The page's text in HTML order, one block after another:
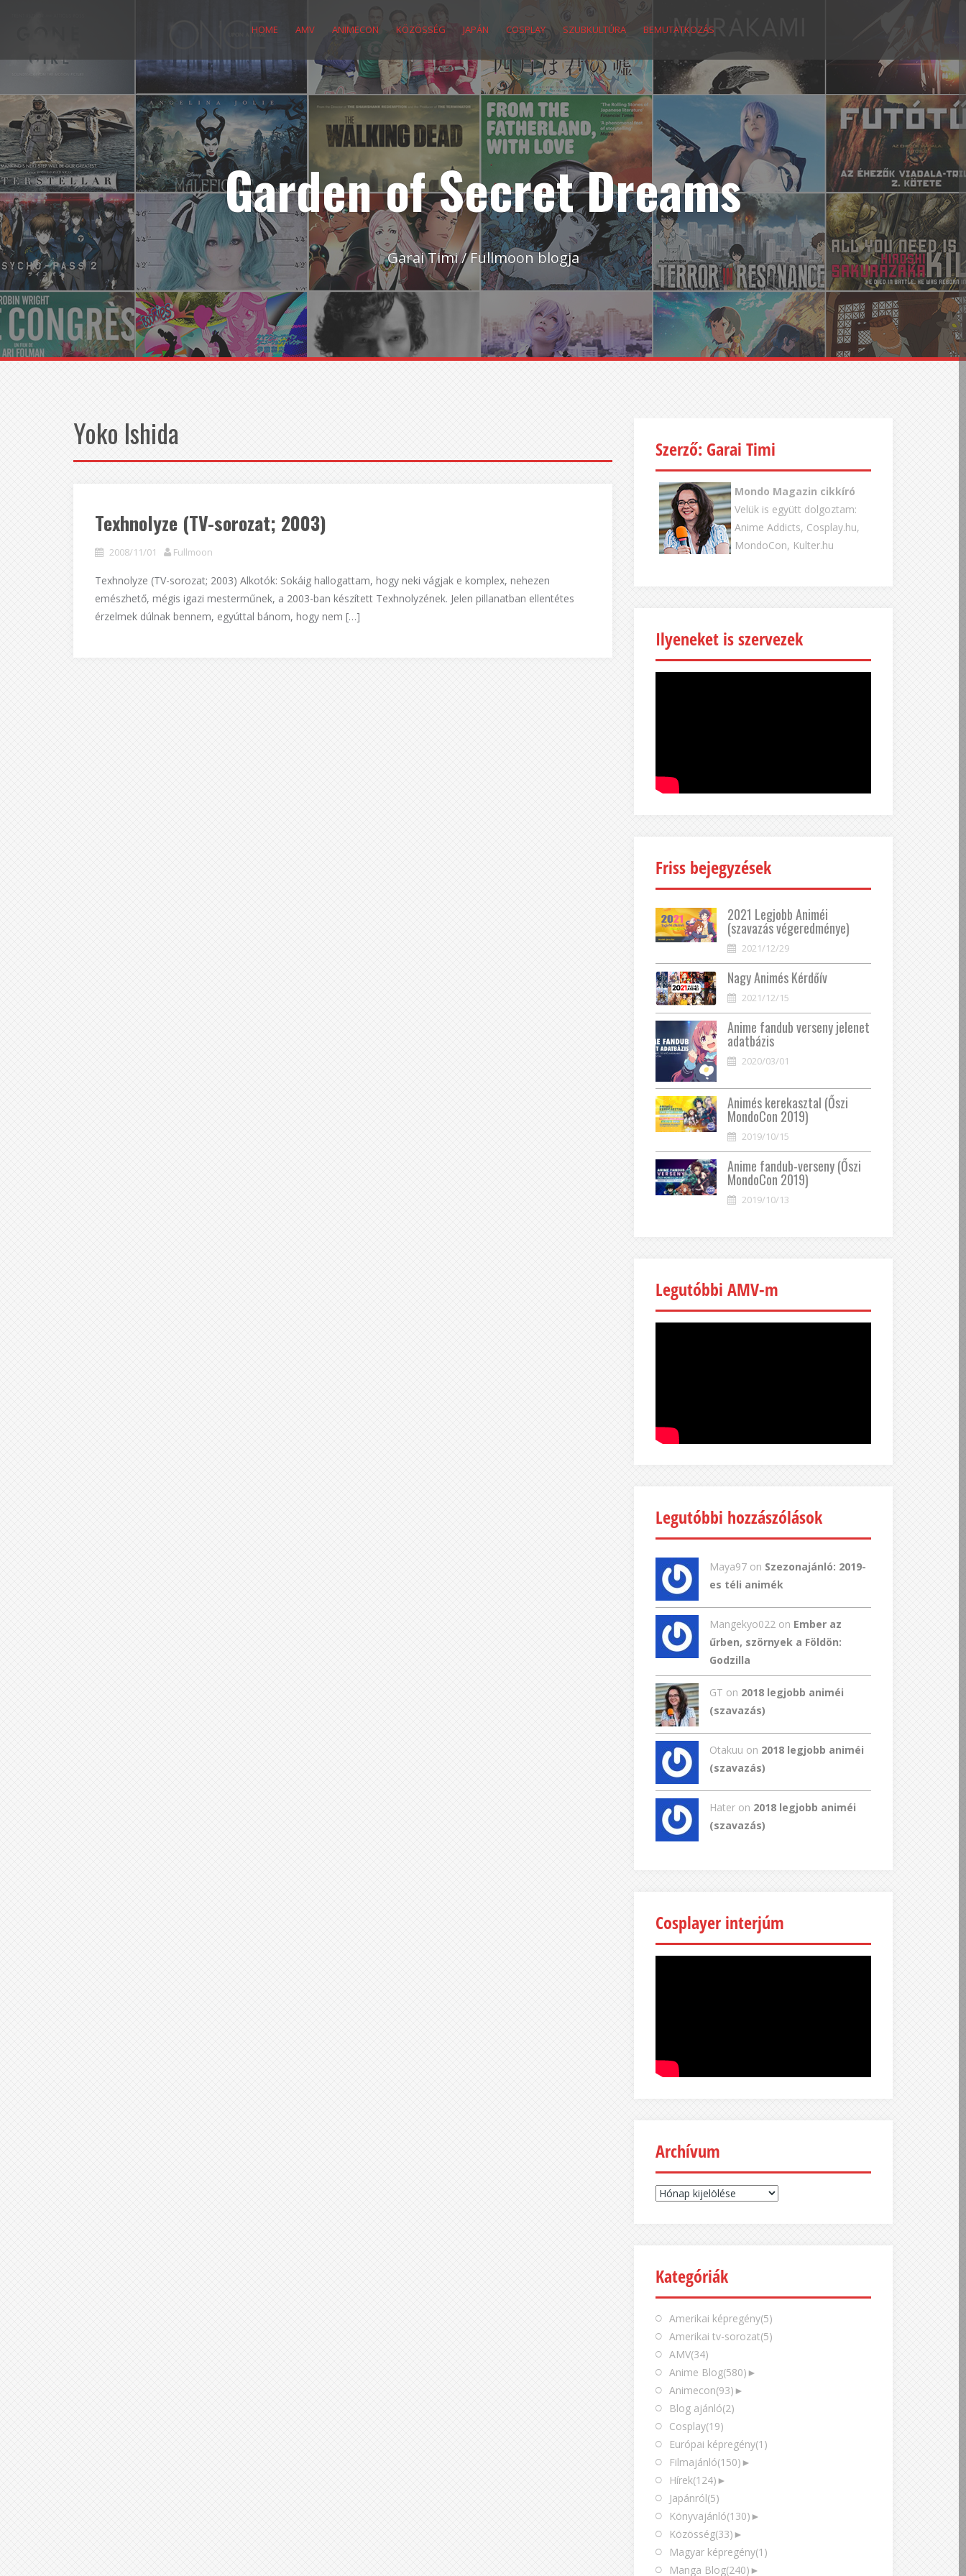
HOME AMV ANIMECON KÖZÖSSÉG JAPÁN COSPLAY SZUBKULTÚRA BEMUTATKOZÁS
Garden of Secret Dreams
Garai Timi / Fullmoon blogja
Yoko Ishida
Texhnolyze (TV-sorozat; 2003)
2008/11/01 Fullmoon
Texhnolyze (TV-sorozat; 2003) Alkotók: Sokáig hallogattam, hogy neki vágjak e komplex, nehezen
emészhető, mégis igazi mesterműnek, a 2003-ban készített Texhnolyzének. Jelen pillanatban ellentétes
érzelmek dúlnak bennem, egyúttal bánom, hogy nem […]
Szerző: Garai Timi
Mondo Magazin cikkíró
Velük is együtt dolgoztam:
Anime Addicts, Cosplay.hu,
MondoCon, Kulter.hu
Ilyeneket is szervezek
Friss bejegyzések
2021 Legjobb Animéi
(szavazás végeredménye)
2021/12/29
Nagy Animés Kérdőív
2021/12/15
Anime fandub verseny jelenet
adatbázis
2020/03/01
Animés kerekasztal (Őszi
MondoCon 2019)
2019/10/15
Anime fandub-verseny (Őszi
MondoCon 2019)
2019/10/13
Legutóbbi AMV-m
Legutóbbi hozzászólások
Maya97 on Szezonajánló: 2019-
es téli animék
Mangekyo022 on Ember az
űrben, szörnyek a Földön:
Godzilla
GT on 2018 legjobb animéi
(szavazás)
Otakuu on 2018 legjobb animéi
(szavazás)
Hater on 2018 legjobb animéi
(szavazás)
Cosplayer interjúm
Archívum
Archívum
Kategóriák
Amerikai képregény(5)
Amerikai tv-sorozat(5)
AMV(34)
Anime Blog(580) ►
Animecon(93) ►
Blog ajánló(2)
Cosplay(19)
Európai képregény(1)
Filmajánló(150) ►
Hírek(124) ►
Japánról(5)
Könyvajánló(130) ►
Közösség(33) ►
Magyar képregény(1)
Manga Blog(240) ►